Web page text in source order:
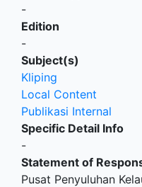
-
Edition
-
Subject(s)
Kliping
Local Content
Publikasi Internal
Specific Detail Info
-
Statement of
Pusat Penyuluhan